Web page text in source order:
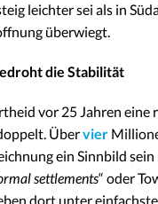
leichter sei als in
überwiegt.
die Stabilität
vor 25 Jahren eine
Übervier
ein Sinnbild
settlements“ oder
dort unter